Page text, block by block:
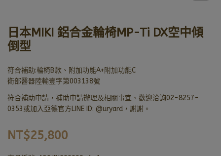
日本MIKI 鋁合金輪椅MP-Ti DX空中傾
倒型
符合補助:輪椅B款、附加功能A+附加功能C
衛部醫器陸輸壹字第003138號
符合補助申請，補助申請辦理及相關事宜、歡迎洽詢02-8257-
0353或加入亞德官方LINE ID: @uryard，謝謝。
NT$25,800